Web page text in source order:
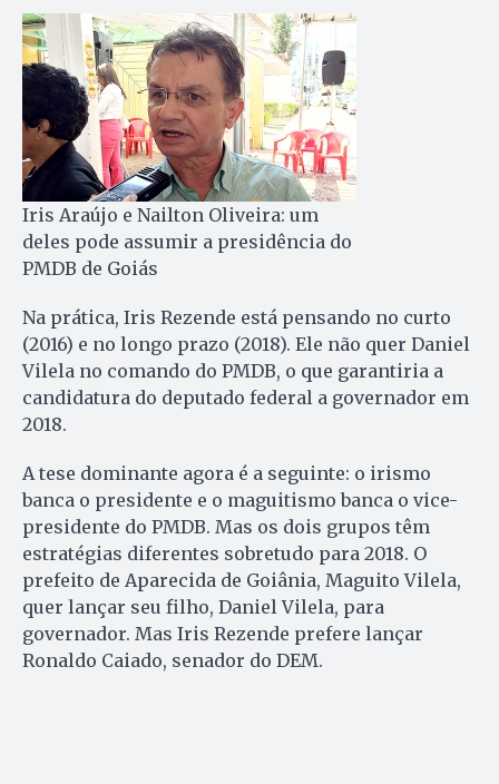
Iris Araújo e Nailton Oliveira: um
deles pode assumir a presidência do
PMDB de Goiás
Na prática, Iris Rezende está pensando no curto
(2016) e no longo prazo (2018). Ele não quer Daniel
Vilela no comando do PMDB, o que garantiria a
candidatura do deputado federal a governador em
2018.
A tese dominante agora é a seguinte: o irismo
banca o presidente e o maguitismo banca o vice-
presidente do PMDB. Mas os dois grupos têm
estratégias diferentes sobretudo para 2018. O
prefeito de Aparecida de Goiânia, Maguito Vilela,
quer lançar seu filho, Daniel Vilela, para
governador. Mas Iris Rezende prefere lançar
Ronaldo Caiado, senador do DEM.